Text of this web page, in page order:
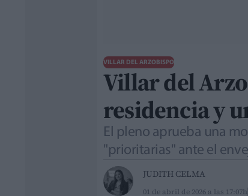
VILLAR DEL ARZOBISPO
Villar del
residencia y
El pleno aprueba una
"prioritarias" ante el
JUDITH CELMA
01 de abril de 2026 a las 17:07h